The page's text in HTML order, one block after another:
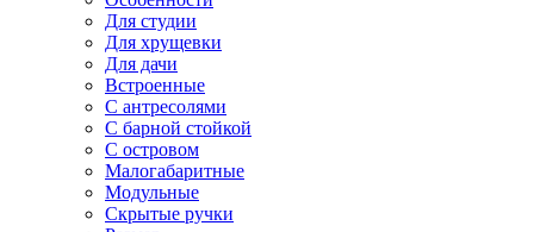
Для студии
Для хрущевки
Для дачи
Встроенные
С антресолями
С барной стойкой
С островом
Малогабаритные
Модульные
Скрытые ручки